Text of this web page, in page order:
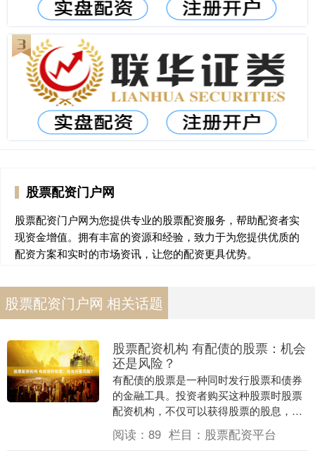
股票配资门户网
股票配资门户网为您提供专业的股票配资服务，帮助配资者实
现资金增值。拥有丰富的资源和经验，致力于为您提供优质的
配资方案和实时的市场资讯，让您的配资更具优势。
股票配资门户网 相关话题
股票配资机构 有配债的股票：机会
还是风险？
有配债的股票是一种同时发行股票和债券
的金融工具。投资者购买这种股票时股票
配资机构，不仅可以获得股票的股息，还
可以获得债券的利息。 股票配资是一种融
资方式，允许投....
阅读： 89 栏目： 股票配资平台